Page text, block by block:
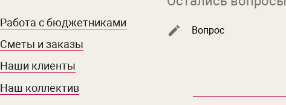
Работа с бюджетниками
Сметы и заказы
Наши клиенты
Наш коллектив
Вопрос